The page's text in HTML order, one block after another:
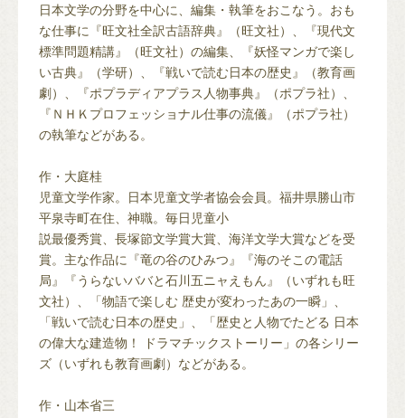
日本文学の分野を中心に、編集・執筆をおこなう。おも
な仕事に『旺文社全訳古語辞典』（旺文社）、『現代文
標準問題精講』（旺文社）の編集、『妖怪マンガで楽し
い古典』（学研）、『戦いで読む日本の歴史』（教育画
劇）、『ポプラディアプラス人物事典』（ポプラ社）、
『ＮＨＫプロフェッショナル仕事の流儀』（ポプラ社）
の執筆などがある。
作・大庭桂
児童文学作家。日本児童文学者協会会員。福井県勝山市
平泉寺町在住、神職。毎日児童小
説最優秀賞、長塚節文学賞大賞、海洋文学大賞などを受
賞。主な作品に『竜の谷のひみつ』『海のそこの電話
局』『うらないババと石川五ニャえもん』（いずれも旺
文社）、「物語で楽しむ 歴史が変わったあの一瞬」、
「戦いで読む日本の歴史」、「歴史と人物でたどる 日本
の偉大な建造物！ ドラマチックストーリー」の各シリー
ズ（いずれも教育画劇）などがある。
作・山本省三